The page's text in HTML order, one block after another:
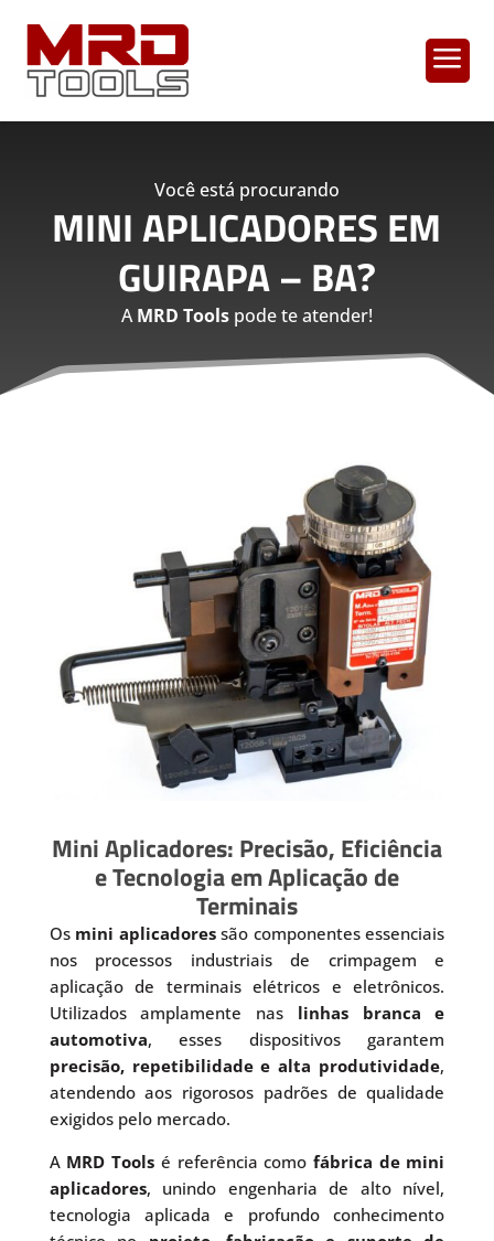
a
Você está procurando
MINI APLICADORES EM
GUIRAPA – BA?
AMRD Toolspode te atender!
Mini Aplicadores: Precisão, Eficiência
e Tecnologia em Aplicação de
Terminais
Os mini aplicadoressão componentes essenciais
nos processos industriais de crimpagem e
aplicação de terminais elétricos e eletrônicos.
Utilizados amplamente nas linhas branca e
automotiva, esses dispositivos garantem
precisão, repetibilidade e alta produtividade,
atendendo aos rigorosos padrões de qualidade
exigidos pelo mercado.
A MRD Tools é referência como fábrica de mini
aplicadores, unindo engenharia de alto nível,
tecnologia aplicada e profundo conhecimento